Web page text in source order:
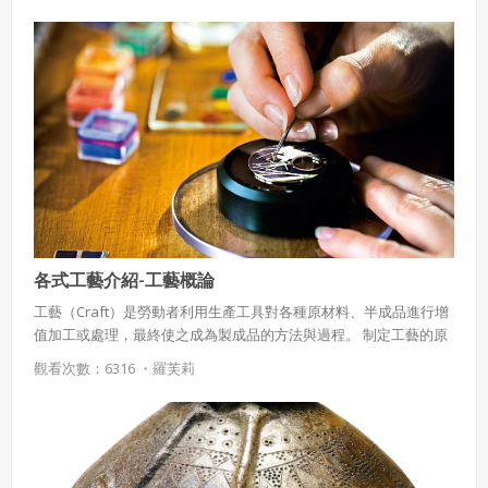
各式工藝介紹-工藝概論
工藝（Craft）是勞動者利用生產工具對各種原材料、半成品進行增
值加工或處理，最終使之成為製成品的方法與過程。 制定工藝的原
則是：技術上的先進和經濟上的合理。由於不同的工廠的設備生產
能力、精度以及工人熟練程度等因素都大不相同，所以對於同一種
產品而言，不同的工廠制定的工藝可能是不同的；甚至同一個工廠
在不同的時期做的工藝也可能不同。可見，就某一產品而言，工藝
並不是唯一的，而且沒有好壞之分。這種不確定性和不唯一性，和
現代工業的其他元素有較大的不同，反而類似藝術。所以，有人將
觀看次數：6316 ・ 羅芙莉